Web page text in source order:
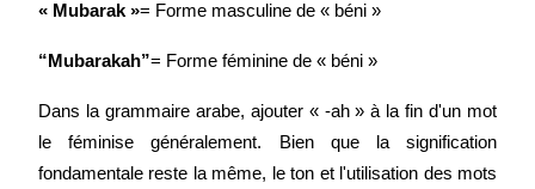
« Mubarak »= Forme masculine de « béni »
“Mubarakah”= Forme féminine de « béni »
Dans la grammaire arabe, ajouter « -ah » à la fin d'un mot
le féminise généralement. Bien que la signification
fondamentale reste la même, le ton et l'utilisation des mots